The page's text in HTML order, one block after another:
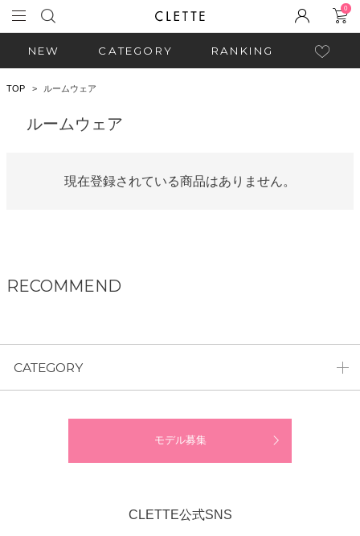
0
NEW CATEGORY RANKING
TOP ルームウェア
ルームウェア
現在登録されている商品はありません。
RECOMMEND
CATEGORY
モデル募集
CLETTE公式SNS